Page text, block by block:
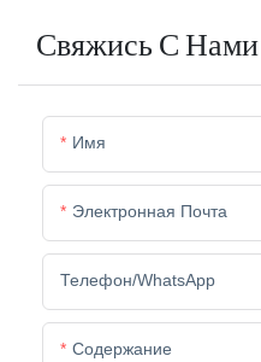
Свяжись С Нами
Имя
Электронная Почта
Телефон/WhatsApp
Содержание